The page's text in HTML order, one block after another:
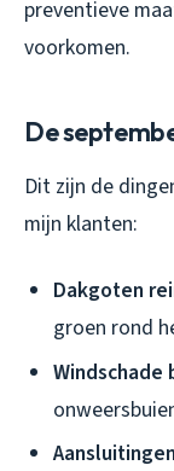
preventieve
voorkomen.
De
Dit zijn de
mijn klanten:
Dakgoten
groen rond
Windschade